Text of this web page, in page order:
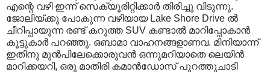
എന്റെ വഴി ഇന്ന് സെക്യൂരിറ്റിക്കാര്‍ തിരിച്ചു വിടുന്നു.
ജോലിയ്ക്കു പോകുന്ന വഴിയായ Lake Shore Drive ല്‍
ചീറിപ്പായുന്ന രണ്ട് കറുത്ത SUV കണ്ടാല്‍ മാറിപ്പോകാന്‍
കൂട്ടുകാര്‍ പറഞ്ഞു. ഒബാമാ വാഹനങ്ങളാണവ. മിനിയാന്ന്
ഇതിനു മുന്‍പിലേക്കൊരുവന്‍ ഒന്നുമറിയാതെ ലെയിന്‍
മാറിക്കയറി, ഒരു മാതിരി കമാന്‍ഡോസ് പുറത്തുചാടി